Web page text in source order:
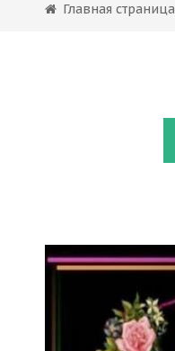
Главная страница